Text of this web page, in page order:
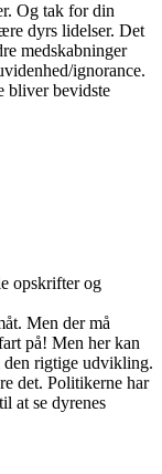
Og tak for din
dyrs lidelser. Det
medskabninger
ignorance.
bliver bevidste
opskrifter og
Men der må
på! Men her kan
rigtige udvikling.
det. Politikerne har
at se dyrenes